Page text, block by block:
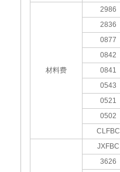
材料费
2986
2836
0877
0842
0841
0543
0521
0502
CLFBC
JXFBC
3626